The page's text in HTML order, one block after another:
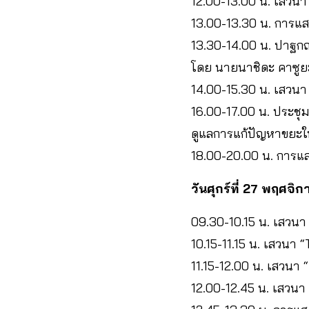
13.00-13.30 น. การแ
13.30-14.00 น. ปาฐก
โดย นายนาชิดะ คาซู
14.00-15.30 น. เสวน
16.00-17.00 น. ประ
ดูแลการแก้ปัญหาขยะ
18.00-20.00 น. การ
วันศุกร์ที่ 27 พฤศจิก
09.30-10.15 น. เสวน
10.15-11.15 น. เสวนา
11.15-12.00 น. เสวน
12.00-12.45 น. เสวน